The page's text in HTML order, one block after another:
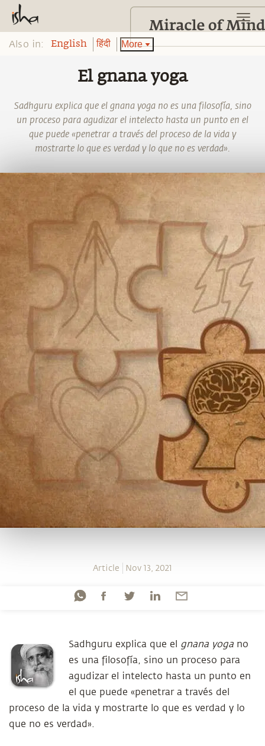
Also in: English हिंदी More
El gnana yoga
Sadhguru explica que el gnana yoga no es una filosofía, sino
un proceso para agudizar el intelecto hasta un punto en el
que puede «penetrar a través del proceso de la vida y
mostrarte lo que es verdad y lo que no es verdad».
Article Nov 13, 2021
Sadhguru explica que el gnana yoga no
es una filosofía, sino un proceso para
agudizar el intelecto hasta un punto en
el que puede «penetrar a través del
proceso de la vida y mostrarte lo que es verdad y lo
que no es verdad».